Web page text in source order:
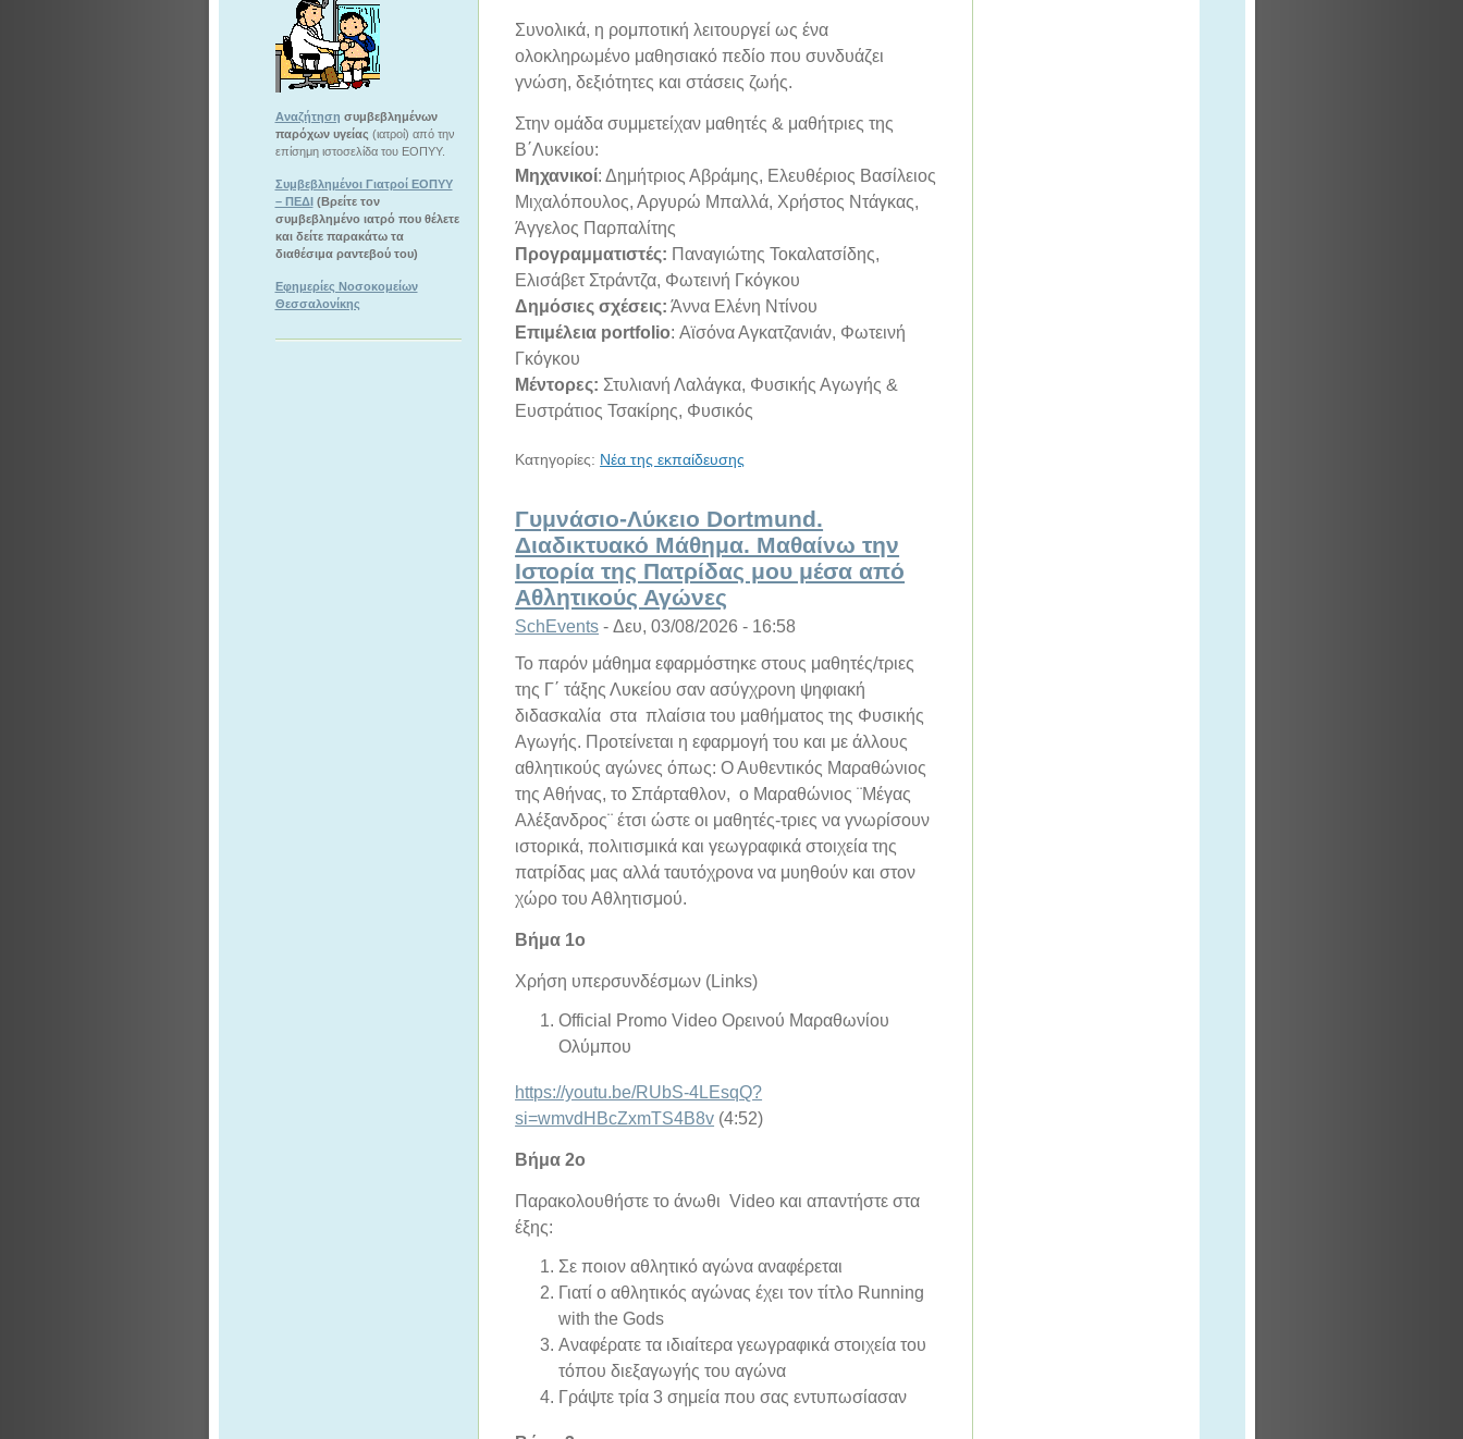
Αναζήτηση συμβεβλημένων
παρόχων υγείας (ιατροί) από την
επίσημη ιστοσελίδα του ΕΟΠΥΥ.
Συμβεβλημένοι Γιατροί ΕΟΠΥΥ
– ΠΕΔΙ(Βρείτε τον
συμβεβλημένο ιατρό που θέλετε
και δείτε παρακάτω τα
διαθέσιμα ραντεβού του)
Εφημερίες Νοσοκομείων
Θεσσαλονίκης
Συνολικά, η ρομποτική λειτουργεί ως ένα
ολοκληρωμένο μαθησιακό πεδίο που συνδυάζει
γνώση, δεξιότητες και στάσεις ζωής.
Στην ομάδα συμμετείχαν μαθητές & μαθήτριες της
Β΄Λυκείου:
Μηχανικοί: Δημήτριος Αβράμης, Ελευθέριος Βασίλειος
Μιχαλόπουλος, Αργυρώ Μπαλλά, Χρήστος Ντάγκας,
Άγγελος Παρπαλίτης
Προγραμματιστές: Παναγιώτης Τοκαλατσίδης,
Ελισάβετ Στράντζα, Φωτεινή Γκόγκου
Δημόσιες σχέσεις: Άννα Ελένη Ντίνου
Επιμέλεια portfolio: Αϊσόνα Αγκατζανιάν, Φωτεινή
Γκόγκου
Μέντορες: Στυλιανή Λαλάγκα, Φυσικής Αγωγής &
Ευστράτιος Τσακίρης, Φυσικός
Κατηγορίες: Νέα της εκπαίδευσης
Γυμνάσιο-Λύκειο Dortmund.
Διαδικτυακό Μάθημα. Μαθαίνω την
Ιστορία της Πατρίδας μου μέσα από
Αθλητικούς Αγώνες
SchEvents -Δευ, 03/08/2026 - 16:58
Το παρόν μάθημα εφαρμόστηκε στους μαθητές/τριες
της Γ΄ τάξης Λυκείου σαν ασύγχρονη ψηφιακή
διδασκαλία στα πλαίσια του μαθήματος της Φυσικής
Αγωγής. Προτείνεται η εφαρμογή του και με άλλους
αθλητικούς αγώνες όπως: Ο Αυθεντικός Μαραθώνιος
της Αθήνας, το Σπάρταθλον, ο Μαραθώνιος ¨Μέγας
Αλέξανδρος¨ έτσι ώστε οι μαθητές-τριες να γνωρίσουν
ιστορικά, πολιτισμικά και γεωγραφικά στοιχεία της
πατρίδας μας αλλά ταυτόχρονα να μυηθούν και στον
χώρο του Αθλητισμού.
Βήμα 1ο
Χρήση υπερσυνδέσμων (Links)
Official Promo Video Ορεινού Μαραθωνίου
Ολύμπου
https://youtu.be/RUbS-4LEsqQ?
si=wmvdHBcZxmTS4B8v (4:52)
Βήμα 2ο
Παρακολουθήστε το άνωθι Video και απαντήστε στα
έξης:
Σε ποιον αθλητικό αγώνα αναφέρεται
Γιατί ο αθλητικός αγώνας έχει τον τίτλο Running
with the Gods
Αναφέρατε τα ιδιαίτερα γεωγραφικά στοιχεία του
τόπου διεξαγωγής του αγώνα
Γράψτε τρία 3 σημεία που σας εντυπωσίασαν